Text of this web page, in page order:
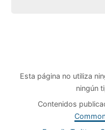
Esta página no utiliza
ningún
Contenidos